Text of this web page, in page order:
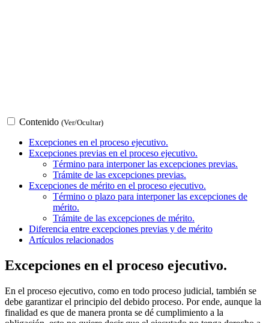
Contenido (Ver/Ocultar)
Excepciones en el proceso ejecutivo.
Excepciones previas en el proceso ejecutivo.
Término para interponer las excepciones previas.
Trámite de las excepciones previas.
Excepciones de mérito en el proceso ejecutivo.
Término o plazo para interponer las excepciones de
mérito.
Trámite de las excepciones de mérito.
Diferencia entre excepciones previas y de mérito
Artículos relacionados
Excepciones en el proceso ejecutivo.
En el proceso ejecutivo, como en todo proceso judicial, también se
debe garantizar el principio del debido proceso. Por ende, aunque la
finalidad es que de manera pronta se dé cumplimiento a la